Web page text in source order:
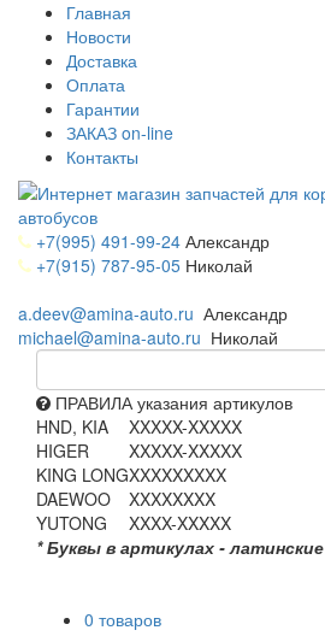
Главная
Новости
Доставка
Оплата
Гарантии
ЗАКАЗ on-line
Контакты
+7(995) 491-99-24 Александр
+7(915) 787-95-05 Николай
a.deev@amina-auto.ru Александр
michael@amina-auto.ru Николай
ПРАВИЛА указания артикулов
HND, KIA
XXXXX-XXXXX
HIGER
XXXXX-XXXXX
KING LONGXXXXXXXXX
DAEWOO
XXXXXXXX
YUTONG
XXXX-XXXXX
* Буквы в артикулах - латинские
0 товаров